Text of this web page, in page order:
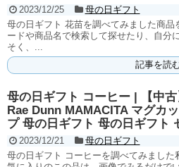
2023/12/25
母の日ギフト
母の日ギフト 花苗を調べてみました商品
ードや商品名で検索して探せたり、自分
そく、...
記事を読
母の日ギフト コーヒー | 【中古
Rae Dunn MAMACITA マグカ
プ 母の日ギフト 母の日ギフト
2023/12/21
母の日ギフト
母の日ギフト コーヒーを調べてみまし